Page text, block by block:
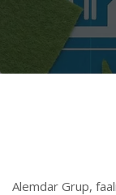
Alemdar Grup,